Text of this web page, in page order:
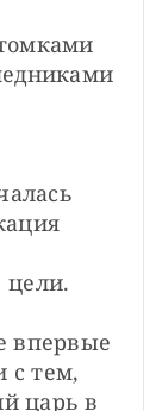
цели.
впервые
с тем,
царь в